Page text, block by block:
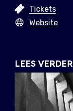
Tickets
Website
LEES VERDER